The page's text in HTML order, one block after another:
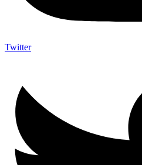
Twitter